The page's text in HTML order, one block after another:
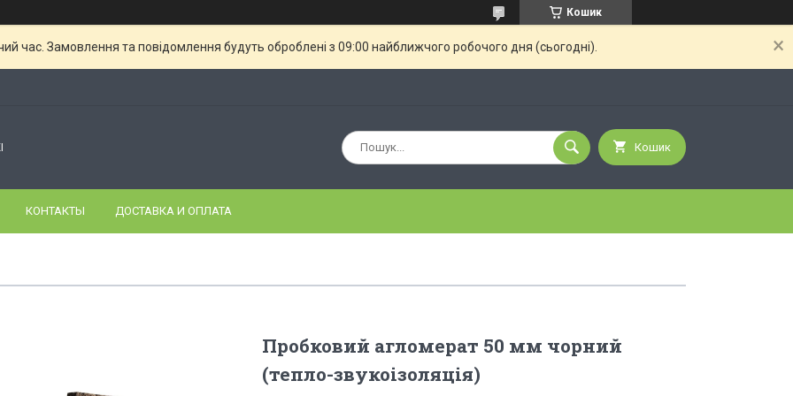
Кошик
час. Замовлення та повідомлення будуть оброблені з 09:00 найближчого робочого дня (сьогодні).
Кошик
КОНТАКТЫ ДОСТАВКА И ОПЛАТА
Пробковий агломерат 50 мм чорний
(тепло-звукоізоляція)